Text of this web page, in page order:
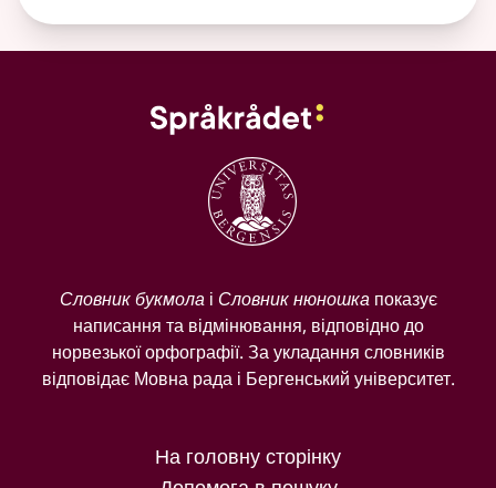
Словник букмолаі Словник нюношкапоказує
написання та відмінювання, відповідно до
норвезької орфографії. За укладання словників
відповідає Мовна рада і Бергенський університет.
На головну сторінку